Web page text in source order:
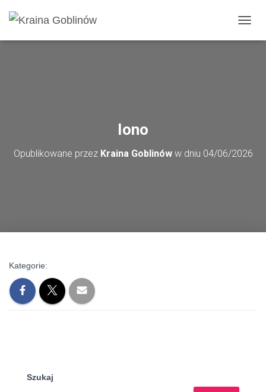
Iono
Opublikowane przez Kraina Goblinóww dniu 04/06/2026
Kategorie:
Szukaj